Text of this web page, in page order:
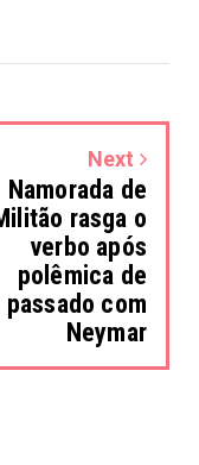
Next
Namorada de
rasga o
verbo após
polêmica de
passado com
Neymar